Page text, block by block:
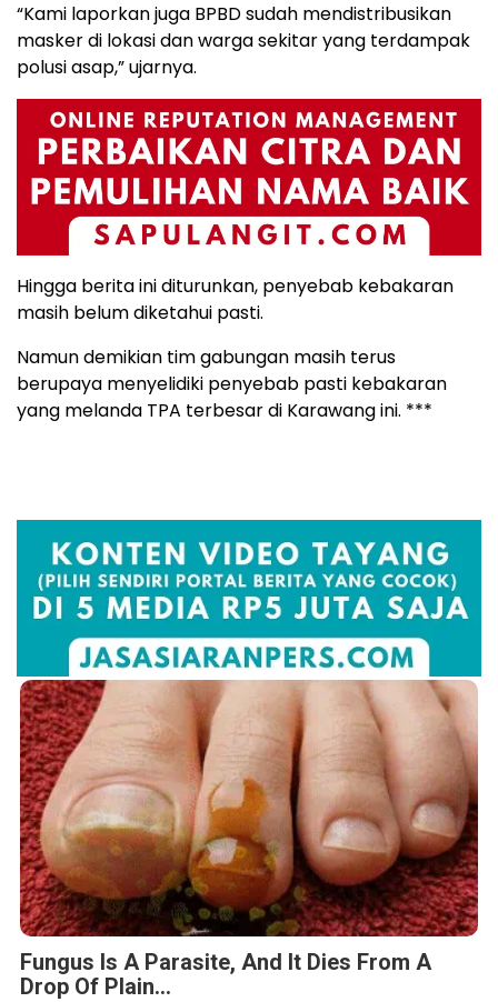
“Kami laporkan juga BPBD sudah mendistribusikan
masker di lokasi dan warga sekitar yang terdampak
polusi asap,” ujarnya.
Hingga berita ini diturunkan, penyebab kebakaran
masih belum diketahui pasti.
Namun demikian tim gabungan masih terus
berupaya menyelidiki penyebab pasti kebakaran
yang melanda TPA terbesar di Karawang ini. ***
Fungus Is A Parasite, And It Dies From A
Drop Of Plain...